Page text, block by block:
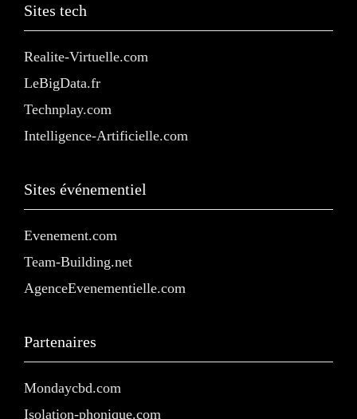
Sites tech
Realite-Virtuelle.com
LeBigData.fr
Technplay.com
Intelligence-Artificielle.com
Sites événementiel
Evenement.com
Team-Building.net
AgenceEvenementielle.com
Partenaires
Mondaycbd.com
Isolation-phonique.com